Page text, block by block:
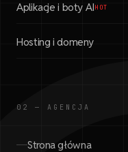
Aplikacje i boty AIHOT
Hosting i domeny
02 — AGENCJA
Strona główna